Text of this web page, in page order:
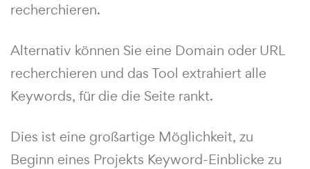
recherchieren.
Alternativ können Sie eine Domain oder URL
recherchieren und das Tool extrahiert alle
Keywords, für die die Seite rankt.
Dies ist eine großartige Möglichkeit, zu
Beginn eines Projekts Keyword-Einblicke zu